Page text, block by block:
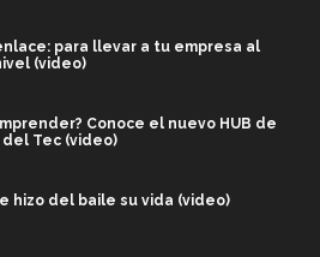
para llevar a tu empresa al
(video)
Conoce el nuevo HUB de
del Tec (video)
hizo del baile su vida (video)